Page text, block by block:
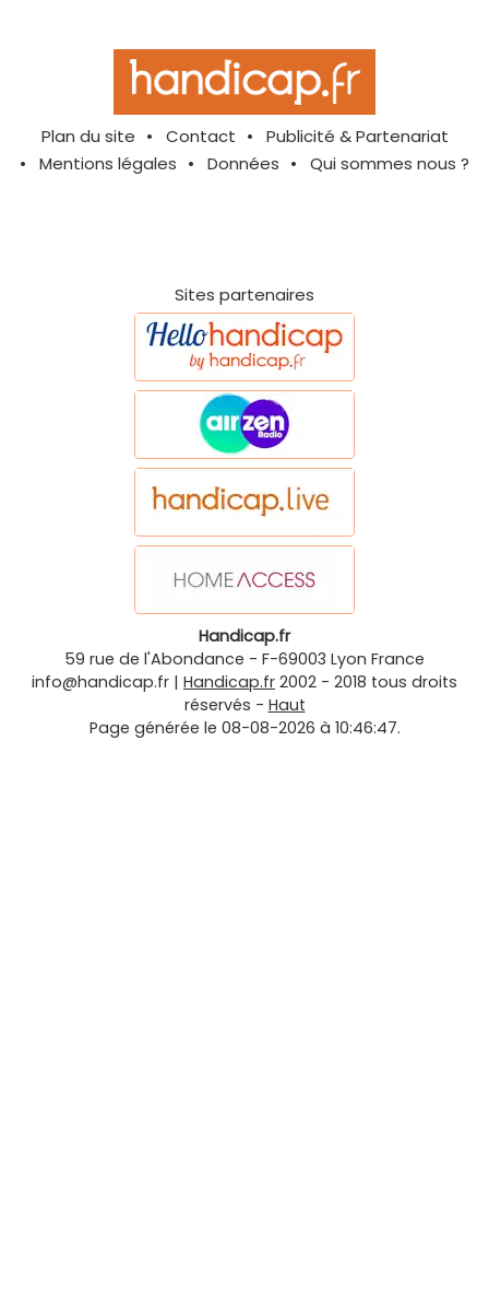
Plan du site Contact
Publicité & Partenariat
Mentions légales
Données Qui sommes nous ?
Sites partenaires
Handicap.fr
59 rue de l'Abondance - F-69003 Lyon France
info@handicap.fr | Handicap.fr 2002 - 2018 tous droits
réservés - Haut
Page générée le 08-08-2026 à 10:46:47.